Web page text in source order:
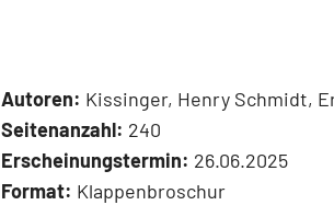
Autoren: Kissinger, Henry Schmidt,
Seitenanzahl: 240
Erscheinungstermin: 26.06.2025
Format: Klappenbroschur